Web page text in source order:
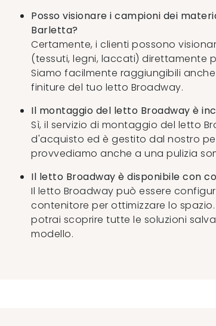
Posso visionare i campioni dei
Barletta?
Certamente, i clienti possono
(tessuti, legni, laccati) direttamente
Siamo facilmente raggiungibili
finiture del tuo letto Broadway.
Il montaggio del letto Broadway è
Sì, il servizio di montaggio del letto
d'acquisto ed è gestito dal nostro
provvediamo anche a una pulizia
Il letto Broadway è disponibile con
Il letto Broadway può essere
contenitore per ottimizzare lo
potrai scoprire tutte le soluzioni
modello.